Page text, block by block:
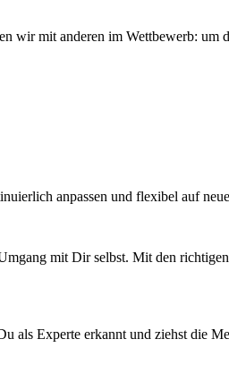
wir mit anderen im Wettbewerb: um
anpassen und flexibel auf
mit Dir selbst. Mit den
Experte erkannt und ziehst die